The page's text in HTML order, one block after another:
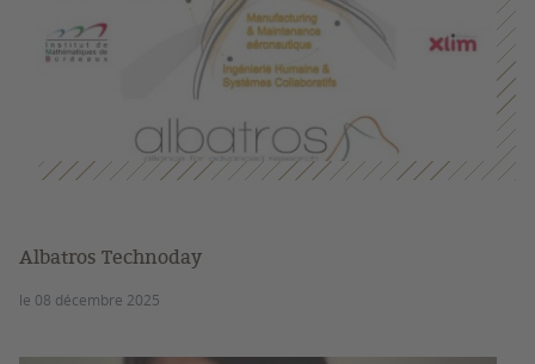
Albatros Technoday
le 08 décembre 2025